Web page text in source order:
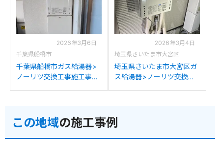
2026年3月6日
千葉県船橋市
千葉県船橋市ガス給湯器>
ノーリツ交換工事施工事
2026年3月4日
埼玉県さいたま市大宮区
埼玉県さいたま市大宮区ガ
ス給湯器>ノーリツ交換工
この地域の施工事例